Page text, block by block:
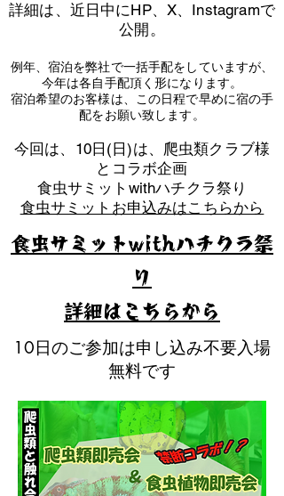
詳細は、近日中にHP、X、Instagramで
公開。
例年、宿泊を弊社で一括手配をしていますが、
今年は各自手配頂く形になります。
​宿泊希望のお客様は、この日程で早めに宿の手
配をお願い致します。
​今回は、10日(日)は、爬虫類クラブ様
とコラボ企画
​食虫サミットwithハチクラ祭り
食虫サミットお申込みはこちらから
10日のご参加は申し込み不要入場
無料です
食虫サミットwithハチクラ祭
り
​詳細はこちらから